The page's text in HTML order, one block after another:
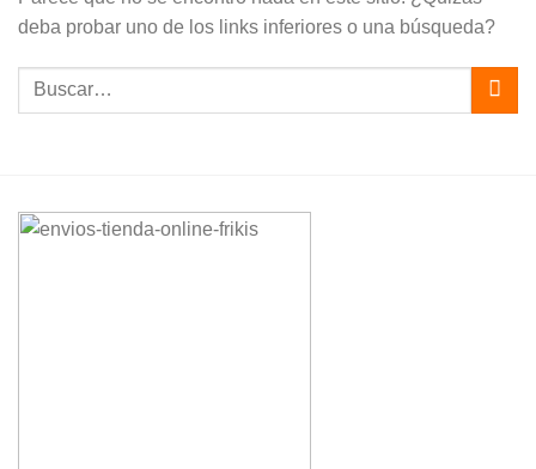
deba probar uno de los links inferiores o una búsqueda?